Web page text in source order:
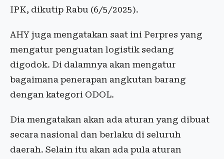
IPK, dikutip Rabu (6/5/2025).
AHY juga mengatakan saat ini Perpres yang
mengatur penguatan logistik sedang
digodok. Di dalamnya akan mengatur
bagaimana penerapan angkutan barang
dengan kategori ODOL.
Dia mengatakan akan ada aturan yang dibuat
secara nasional dan berlaku di seluruh
daerah. Selain itu akan ada pula aturan